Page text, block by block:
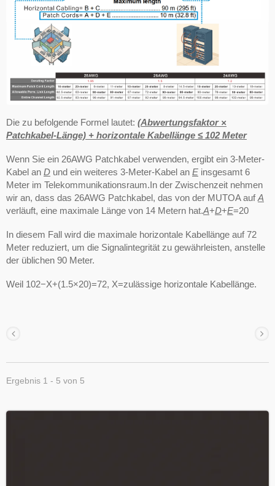
Die zu befolgende Formel lautet: (Abwertungsfaktor ×
Patchkabel-Länge) + horizontale Kabellänge ≤ 102 Meter
Wenn Sie ein 26AWG Patchkabel verwenden, ergibt ein 3-Meter-
Kabel an D und ein weiteres 3-Meter-Kabel an E insgesamt 6
Meter im Telekommunikationsraum.In der Zwischenzeit nehmen
wir an, dass das 26AWG Patchkabel, das von der MUTOA aufA
verläuft, eine maximale Länge von 14 Metern hat.A+D+E=20
In diesem Fall wird die maximale horizontale Kabellänge auf 72
Meter reduziert, um die Signalintegrität zu gewährleisten, anstelle
der üblichen 90 Meter.
Weil 102−X+(1.5×20)=72, X=zulässige horizontale Kabellänge.
Ergebnis 1 - 5 von 5